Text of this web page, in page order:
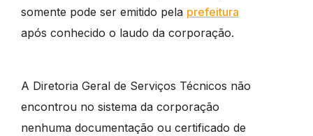
somente pode ser emitido pela prefeitura
após conhecido o laudo da corporação.
A Diretoria Geral de Serviços Técnicos não
encontrou no sistema da corporação
nenhuma documentação ou certificado de